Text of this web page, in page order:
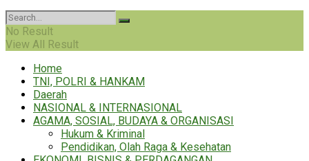
No Result
View All Result
Home
TNI, POLRI & HANKAM
Daerah
NASIONAL & INTERNASIONAL
AGAMA, SOSIAL, BUDAYA & ORGANISASI
Hukum & Kriminal
Pendidikan, Olah Raga & Kesehatan